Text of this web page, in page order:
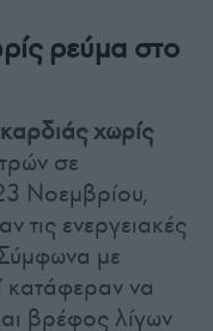
ρεύμα στο
καρδιάς χωρίς
σε
Νοεμβρίου,
τις ενεργειακές
με
κατάφεραν να
βρέφος λίγων